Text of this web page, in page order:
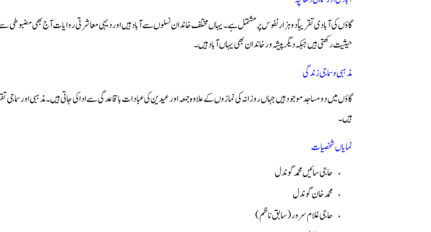
گاؤں کی آبادی تقریباً دو ہزار نفوس پر مشتمل ہے۔ یہاں مختلف خاندان نسلوں سے آباد ہیں اور دیہی معاشرتی روایات آج بھی مضبوطی
حیثیت رکھتی ہیں جبکہ دیگر پیشہ ور خاندان بھی یہاں آباد ہیں۔
مذہبی و سماجی زندگی
گاؤں میں دو مساجد موجود ہیں جہاں روزانہ کی نمازوں کے علاوہ جمعہ اور عیدین کی عبادات باقاعدگی سے ادا کی جاتی ہیں۔ مذہبی اور سماجی
ہیں۔
نمایاں شخصیات
حاجی سائیں محمد گوندل
محمد خان گوندل
حاجی غلام سرور (سابق ناظم)